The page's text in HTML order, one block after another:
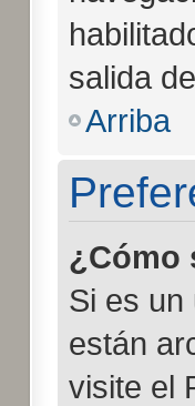
salida
Arriba
¿Cómo
Si es un
están
visite el